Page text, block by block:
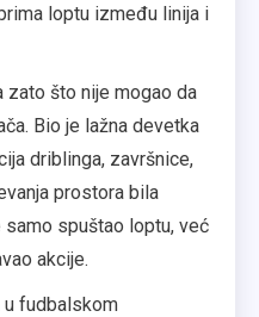
loptu između linija i
što nije mogao da
Bio je lažna devetka
driblinga, završnice,
prostora bila
samo spuštao loptu, već
akcije.
u fudbalskom